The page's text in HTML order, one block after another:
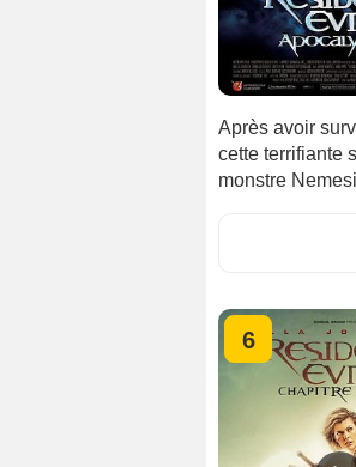
Après avoir
cette terrifiante
monstre
6